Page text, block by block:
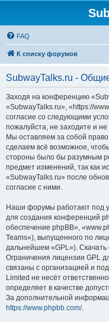
FAQ
К списку форумов
SubwayTalks.ru -
Заходя на конференцию
«SubwayTalks.ru», «https://
согласие со следующими
пожалуйста, не заходите и
Мы оставляем за собой
сделаем всё возможное,
стороны было бы разумным
предмет изменений, так как
«SubwayTalks.ru» после
согласие с ними.
Наши форумы работают под
для создания конференций
обеспечение phpBB»,
Teams»), выпущенного по
дальнейшем «GPL»). Скачать
Ограничения лицензии GPL
связаны с организацией и
Limited не несёт
определяет в качестве
За дополнительной
https://www.phpbb.com/.